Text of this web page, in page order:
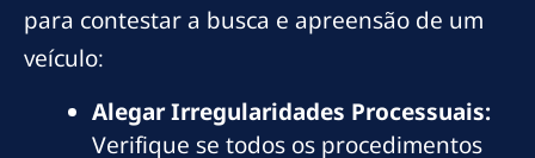
para contestar a busca e apreensão de um
veículo:
Alegar Irregularidades Processuais:
Verifique se todos os procedimentos